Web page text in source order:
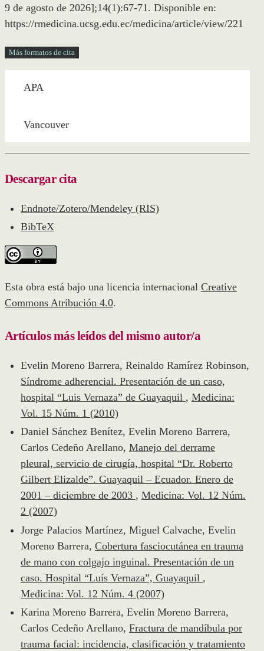
9 de agosto de 2026];14(1):67-71. Disponible en:
https://rmedicina.ucsg.edu.ec/medicina/article/view/221
Más formatos de cita
APA
Vancouver
Descargar cita
Endnote/Zotero/Mendeley (RIS)
BibTeX
Esta obra está bajo una licencia internacional Creative
Commons Atribución 4.0.
Artículos más leídos del mismo autor/a
Evelin Moreno Barrera, Reinaldo Ramírez Robinson,
Síndrome adherencial. Presentación de un caso,
hospital “Luis Vernaza” de Guayaquil , Medicina:
Vol. 15 Núm. 1 (2010)
Daniel Sánchez Benítez, Evelin Moreno Barrera,
Carlos Cedeño Arellano, Manejo del derrame
pleural, servicio de cirugía, hospital “Dr. Roberto
Gilbert Elizalde”. Guayaquil – Ecuador. Enero de
2001 – diciembre de 2003 , Medicina: Vol. 12 Núm.
2 (2007)
Jorge Palacios Martínez, Miguel Calvache, Evelin
Moreno Barrera, Cobertura fasciocutánea en trauma
de mano con colgajo inguinal. Presentación de un
caso. Hospital “Luís Vernaza”, Guayaquil ,
Medicina: Vol. 12 Núm. 4 (2007)
Karina Moreno Barrera, Evelin Moreno Barrera,
Carlos Cedeño Arellano, Fractura de mandíbula por
trauma facial: incidencia, clasificación y tratamiento